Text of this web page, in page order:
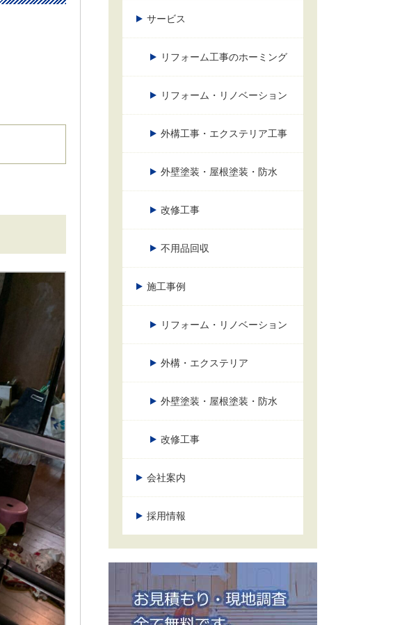
サービス
リフォーム工事のホーミング
リフォーム・リノベーション
外構工事・エクステリア工事
外壁塗装・屋根塗装・防水
改修工事
不用品回収
施工事例
リフォーム・リノベーション
外構・エクステリア
外壁塗装・屋根塗装・防水
改修工事
会社案内
採用情報